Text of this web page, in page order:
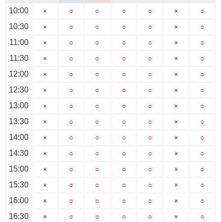
10:00
10:30
11:00
11:30
12:00
12:30
13:00
13:30
14:00
14:30
15:00
15:30
16:00
16:30
×
×
×
×
×
×
×
×
×
×
×
×
×
×
○
○
○
○
○
○
○
○
○
○
○
○
○
○
○
○
○
○
○
○
○
○
○
○
○
○
○
○
○
○
○
○
○
○
○
○
○
○
○
○
○
○
○
○
○
○
○
○
○
○
○
○
○
○
○
○
×
×
×
×
×
×
×
×
×
×
×
×
×
×
○
○
○
○
○
○
○
○
○
○
○
○
○
○